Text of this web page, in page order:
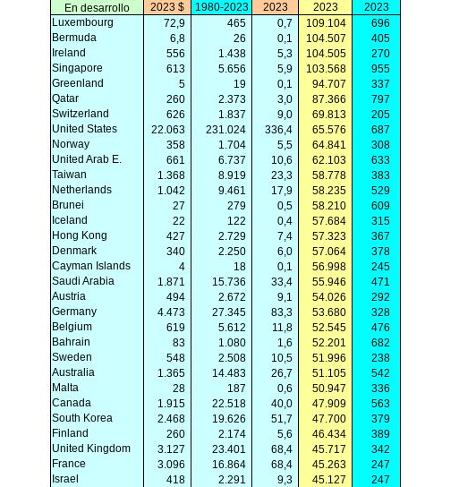
En desarrollo
2023 $ 1980-2023 2023 2023
2023
Luxembourg
72,9 465 0,7 109.104
696
Bermuda
6,8 26 0,1 104.507
405
Ireland
556 1.438 5,3 104.505
270
Singapore
613 5.656 5,9 103.568
955
Greenland
5 19 0,1 94.707
337
Qatar
260 2.373 3,0 87.366
797
Switzerland
626 1.837 9,0 69.813
205
United States
22.063 231.024 336,4 65.576
687
Norway
358 1.704 5,5 64.841
308
United Arab E.
661 6.737 10,6 62.103
633
Taiwan
1.368 8.919 23,3 58.778
383
Netherlands
1.042 9.461 17,9 58.235
529
Brunei
27 279 0,5 58.210
609
Iceland
22 122 0,4 57.684
315
Hong Kong
427 2.729 7,4 57.323
367
Denmark
340 2.250 6,0 57.064
378
Cayman Islands
4 18 0,1 56.998
245
Saudi Arabia
1.871 15.736 33,4 55.946
471
Austria
494 2.672 9,1 54.026
292
Germany
4.473 27.345 83,3 53.680
328
Belgium
619 5.612 11,8 52.545
476
Bahrain
83 1.080 1,6 52.201
682
Sweden
548 2.508 10,5 51.996
238
Australia
1.365 14.483 26,7 51.105
542
Malta
28 187 0,6 50.947
336
Canada
1.915 22.518 40,0 47.909
563
South Korea
2.468 19.626 51,7 47.700
379
Finland
260 2.174 5,6 46.434
389
United Kingdom
3.127 23.401 68,4 45.717
342
France
3.096 16.864 68,4 45.263
247
Israel
418 2.291 9,3 45.127
247